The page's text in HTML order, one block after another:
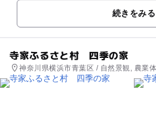
続きをみる
寺家ふるさと村 四季の家
神奈川県横浜市青葉区 / 自然景観, 農業